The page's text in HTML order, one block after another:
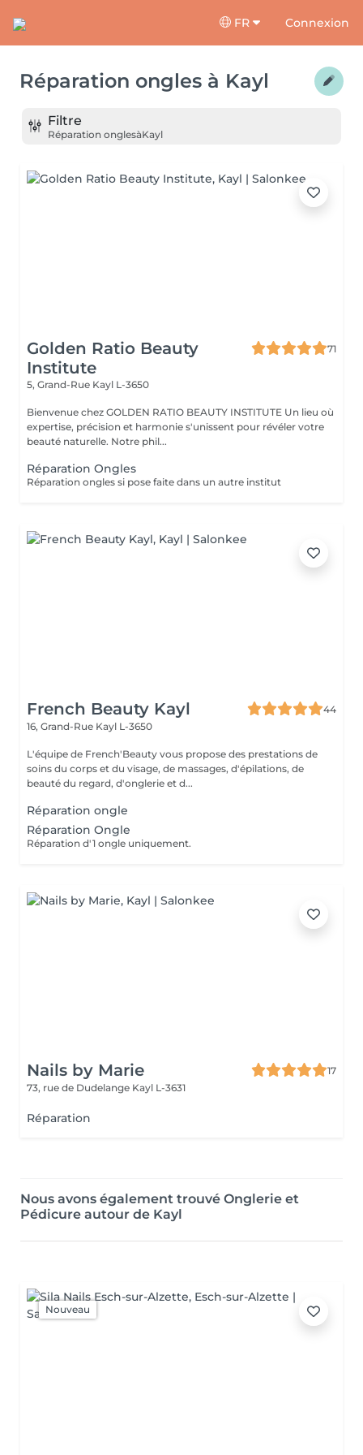
FR Connexion
Réparation ongles à Kayl
Filtre
Réparation onglesàKayl
Golden Ratio Beauty
Institute
71
5, Grand-Rue Kayl L-3650
Bienvenue chez GOLDEN RATIO BEAUTY INSTITUTE Un lieu où
expertise, précision et harmonie s'unissent pour révéler votre
beauté naturelle. Notre phil...
Réparation Ongles
Réparation ongles si pose faite dans un autre institut
French Beauty Kayl
44
16, Grand-Rue Kayl L-3650
L'équipe de French'Beauty vous propose des prestations de
soins du corps et du visage, de massages, d'épilations, de
beauté du regard, d'onglerie et d...
Réparation ongle
Réparation Ongle
Réparation d'1 ongle uniquement.
Nails by Marie
17
73, rue de Dudelange Kayl L-3631
Réparation
Nous avons également trouvé Onglerie et
Pédicure autour de Kayl
Nouveau